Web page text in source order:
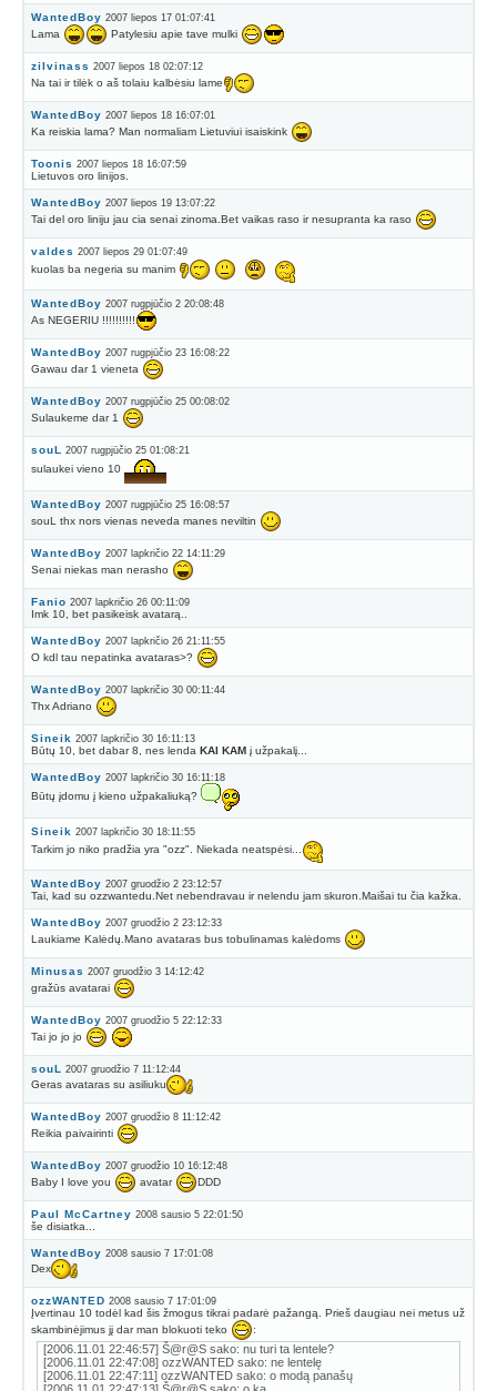
WantedBoy 2007 liepos 17 01:07:41
Lama Patylesiu apie tave mulki
zilvinass 2007 liepos 18 02:07:12
Na tai ir tilėk o aš tolaiu kalbėsiu lame
WantedBoy 2007 liepos 18 16:07:01
Ka reiskia lama? Man normaliam Lietuviui isaiskink
Toonis 2007 liepos 18 16:07:59
Lietuvos oro linijos.
WantedBoy 2007 liepos 19 13:07:22
Tai del oro liniju jau cia senai zinoma.Bet vaikas raso ir nesupranta ka raso
valdes 2007 liepos 29 01:07:49
kuolas ba negeria su manim
WantedBoy 2007 rugpjūčio 2 20:08:48
As NEGERIU !!!!!!!!!!
WantedBoy 2007 rugpjūčio 23 16:08:22
Gawau dar 1 vieneta
WantedBoy 2007 rugpjūčio 25 00:08:02
Sulaukeme dar 1
souL 2007 rugpjūčio 25 01:08:21
sulaukei vieno 10
WantedBoy 2007 rugpjūčio 25 16:08:57
souL thx nors vienas neveda manes neviltin
WantedBoy 2007 lapkričio 22 14:11:29
Senai niekas man nerasho
Fanio 2007 lapkričio 26 00:11:09
Imk 10, bet pasikeisk avatarą..
WantedBoy 2007 lapkričio 26 21:11:55
O kdl tau nepatinka avataras>?
WantedBoy 2007 lapkričio 30 00:11:44
Thx Adriano
Sineik 2007 lapkričio 30 16:11:13
Būtų 10, bet dabar 8, nes lenda KAI KAMį užpakalį...
WantedBoy 2007 lapkričio 30 16:11:18
Būtų įdomu į kieno užpakaliuką?
Sineik 2007 lapkričio 30 18:11:55
Tarkim jo niko pradžia yra "ozz". Niekada neatspėsi...
WantedBoy 2007 gruodžio 2 23:12:57
Tai, kad su ozzwantedu.Net nebendravau ir nelendu jam skuron.Maišai tu čia kažka.
WantedBoy 2007 gruodžio 2 23:12:33
Laukiame Kalėdų.Mano avataras bus tobulinamas kalėdoms
Minusas 2007 gruodžio 3 14:12:42
gražūs avatarai
WantedBoy 2007 gruodžio 5 22:12:33
Tai jo jo jo
souL 2007 gruodžio 7 11:12:44
Geras avataras su asiliuku
WantedBoy 2007 gruodžio 8 11:12:42
Reikia paivairinti
WantedBoy 2007 gruodžio 10 16:12:48
Baby I love you avatar DDD
Paul McCartney 2008 sausio 5 22:01:50
še disiatka...
WantedBoy 2008 sausio 7 17:01:08
Dex
ozzWANTED 2008 sausio 7 17:01:09
Įvertinau 10 todėl kad šis žmogus tikrai padarė pažangą. Prieš daugiau nei metus už
skambinėjimus jį dar man blokuoti teko
:
[2006.11.01 22:46:57] Š@r@S sako: nu turi ta lentele?
[2006.11.01 22:47:08] ozzWANTED sako: ne lentelę
[2006.11.01 22:47:11] ozzWANTED sako: o modą panašų